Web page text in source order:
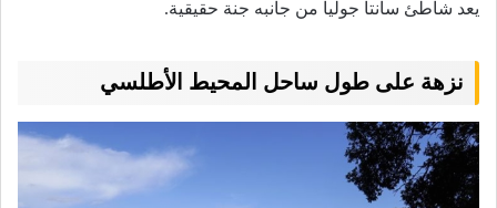
يعد شاطئ سانتا جوليا من جانبه جنة حقيقية.
نزهة على طول ساحل المحيط الأطلسي